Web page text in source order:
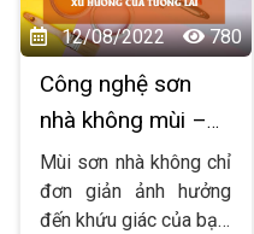
không sử dụng sơn lót
12/08/2022 780
Công nghệ sơn
nhà không mùi –
xu hướng của
tương lai
Mùi sơn nhà không chỉ
đơn giản ảnh hưởng
đến khứu giác của bạn.